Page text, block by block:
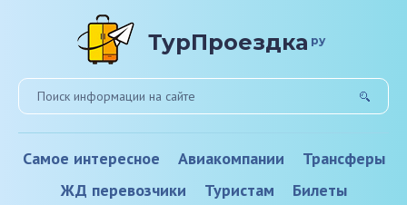
ТурПроездка ру
Самое интересное Авиакомпании
Трансферы
ЖД перевозчики
Туристам Билеты